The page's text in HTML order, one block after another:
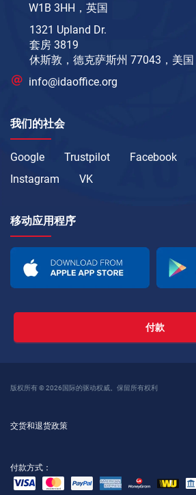
W1B 3HH，英国
1321 Upland Dr.
套房 3819
休斯敦，德克萨斯州 77043，美国
info@idaoffice.org
我们的社会
Google Trustpilot Facebook
Instagram
VK
移动应用程序
付款
版权所有 © 2026国际的驱动权威。保留所有权利
交货和退货政策
付款方式：